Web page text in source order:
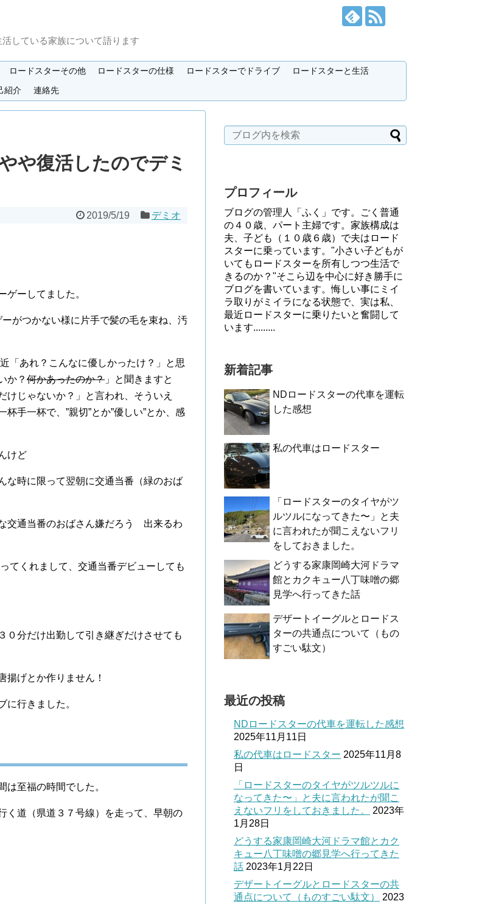
している家族について語ります
ロードスターその他 ロードスターの仕様 ロードスターでドライブ
ロードスターと生活
紹介 連絡先
や復活したのでデミ
2019/5/19 デミオ
ゲーしてました。
がつかない様に片手で髪の毛を束ね、汚
「あれ？こんなに優しかったけ？」と思
か？ 何かあったのか？ 」と聞きますと
けじゃないか？」と言われ、そういえ
手一杯で、”親切”とか”優しい”とか、感
けど
な時に限って翌朝に交通当番（緑のおば
交通当番のおばさん嫌だろう 出来るわ
てくれまして、交通当番デビューしても
０分だけ出勤して引き継ぎだけさせても
揚げとか作りません！
に行きました。
は至福の時間でした。
く道（県道３７号線）を走って、早朝の
プロフィール
ブログの管理人「ふく」です。ごく普通
の４０歳、パート主婦です。家族構成は
夫、子ども（１０歳６歳）で夫はロード
スターに乗っています。"小さい子どもが
いてもロードスターを所有しつつ生活で
きるのか？"そこら辺を中心に好き勝手に
ブログを書いています。悔しい事にミイ
ラ取りがミイラになる状態で、実は私、
最近ロードスターに乗りたいと奮闘して
います.........
新着記事
NDロードスターの代車を運転
した感想
私の代車はロードスター
「ロードスターのタイヤがツ
ルツルになってきた〜」と夫
に言われたが聞こえないフリ
をしておきました。
どうする家康岡崎大河ドラマ
館とカクキュー八丁味噌の郷
見学へ行ってきた話
デザートイーグルとロードス
ターの共通点について（もの
すごい駄文）
最近の投稿
NDロードスターの代車を運転した感想
2025年11月11日
私の代車はロードスター 2025年11月8
日
「ロードスターのタイヤがツルツルに
なってきた〜」と夫に言われたが聞こ
えないフリをしておきました。
2023年
1月28日
どうする家康岡崎大河ドラマ館とカク
キュー八丁味噌の郷見学へ行ってきた
話 2023年1月22日
デザートイーグルとロードスターの共
通点について（ものすごい駄文）
2023